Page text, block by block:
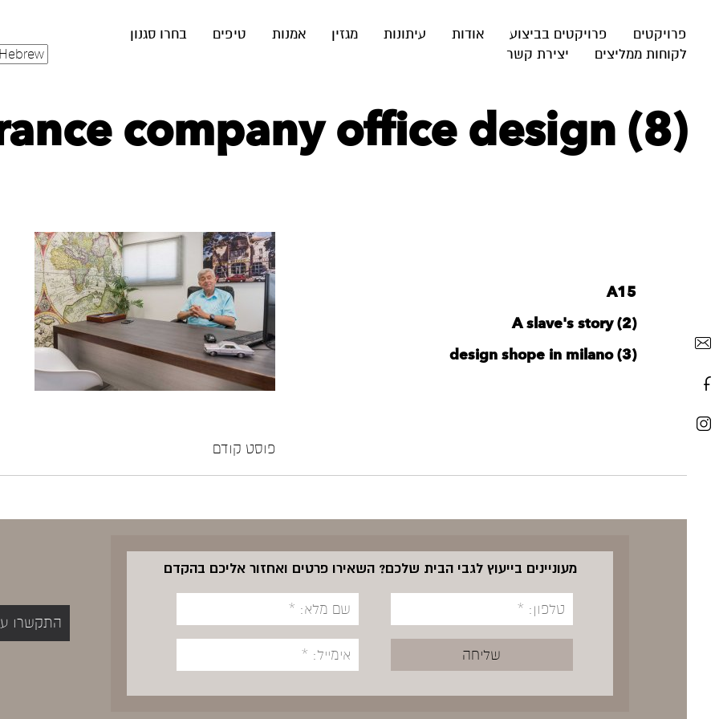
פרויקטים פרויקטים בביצוע אודות עיתונות מגזין אמנות טיפים
בחרו סגנון
לקוחות ממליצים
יצירת קשר
company office design (8)
A15
A slave's story (2)
design shope in milano (3)
פוסט קודם
מעוניינים בייעוץ לגבי הבית שלכם? השאירו פרטים ואחזור אליכם בהקדם
התקשרו עכשיו